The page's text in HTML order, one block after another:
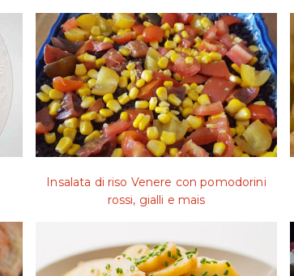
Insalata di riso Venere con pomodorini
rossi, gialli e mais